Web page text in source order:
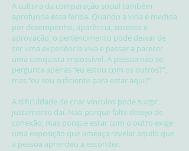
A cultura da comparação social também
aprofunda essa ferida. Quando a vida é medida
por desempenho, aparência, sucesso e
aprovação, o pertencimento pode deixar de
ser uma experiência viva e passar a parecer
uma conquista impossível. A pessoa não se
pergunta apenas “eu estou com os outros?”,
mas “eu sou suficiente para estar aqui?”.
A dificuldade de criar vínculos pode surgir
justamente daí. Não porque falte desejo de
conexão, mas porque estar com o outro exige
uma exposição que ameaça revelar aquilo que
a pessoa aprendeu a esconder.